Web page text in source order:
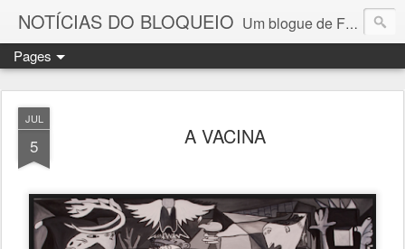
NOTÍCIAS DO BLOQUEIO Um blogue de Fernando Paulouro Neves
Pages
JUL
5 A VACINA